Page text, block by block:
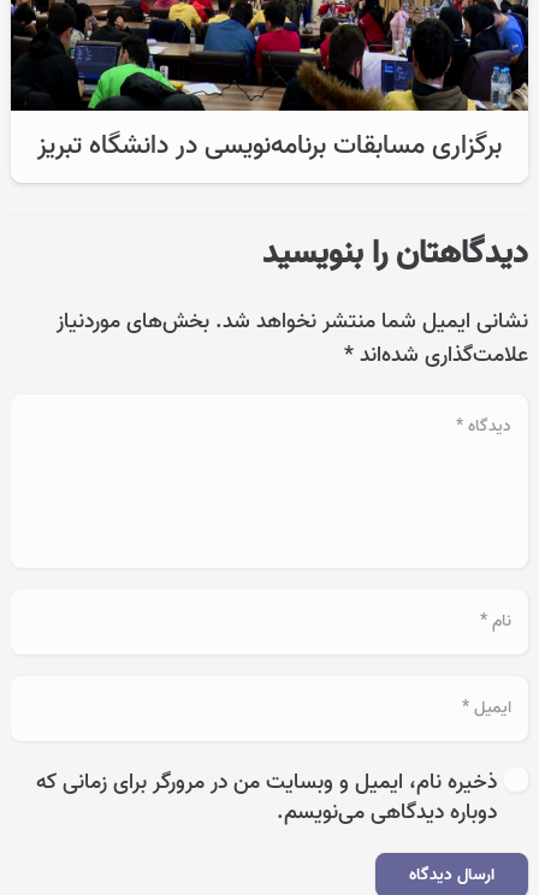
برگزاری مسابقات برنامه‌نویسی در دانشگاه تبریز
دیدگاهتان را بنویسید
نشانی ایمیل شما منتشر نخواهد شد. بخش‌های موردنیاز
علامت‌گذاری شده‌اند*
ذخیره نام، ایمیل و وبسایت من در مرورگر برای زمانی که
دوباره دیدگاهی می‌نویسم.
ارسال دیدگاه